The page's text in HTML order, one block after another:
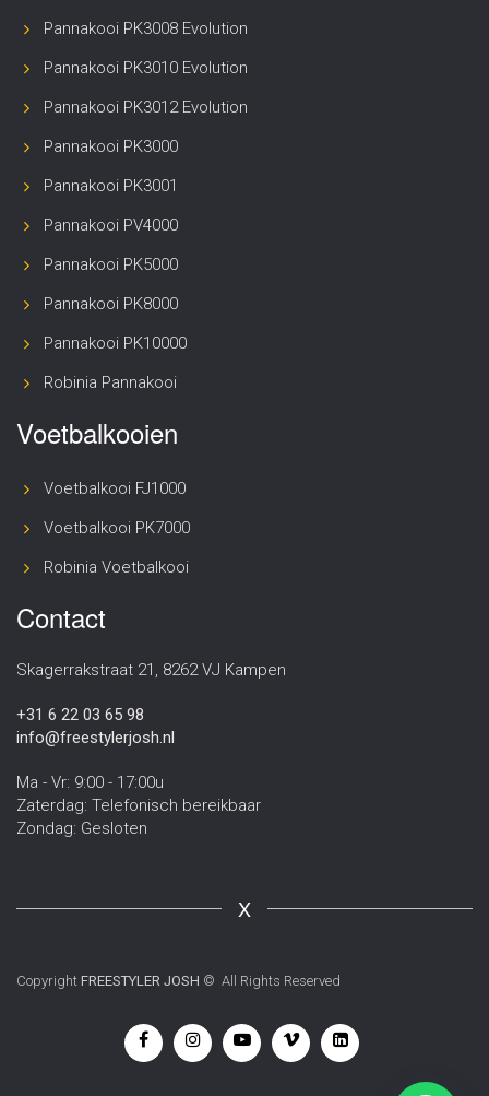
Pannakooi PK3008 Evolution
Pannakooi PK3010 Evolution
Pannakooi PK3012 Evolution
Pannakooi PK3000
Pannakooi PK3001
Pannakooi PV4000
Pannakooi PK5000
Pannakooi PK8000
Pannakooi PK10000
Robinia Pannakooi
Voetbalkooien
Voetbalkooi FJ1000
Voetbalkooi PK7000
Robinia Voetbalkooi
Contact
Skagerrakstraat 21, 8262 VJ Kampen
+31 6 22 03 65 98
info@freestylerjosh.nl
Ma - Vr: 9:00 - 17:00u
Zaterdag: Telefonisch bereikbaar
Zondag: Gesloten
X
Copyright FREESTYLER JOSH © All Rights Reserved